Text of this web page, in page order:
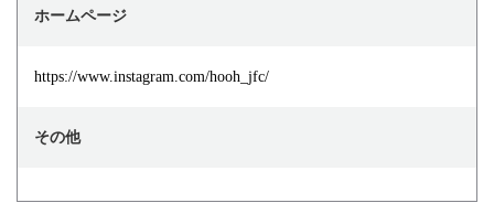
ホームページ
https://www.instagram.com/hooh_jfc/
その他